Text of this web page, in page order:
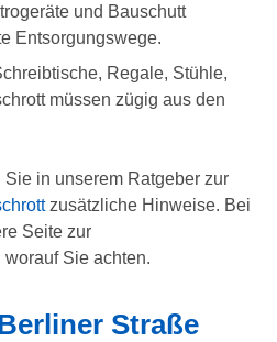
und Bauschutt
Entsorgungswege.
Regale, Stühle,
müssen zügig aus den
in unserem Ratgeber zur
zusätzliche Hinweise. Bei
Seite zur
worauf Sie achten.
Straße